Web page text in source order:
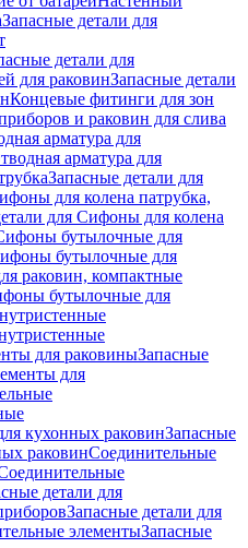
Запасные детали для
детали для
для раковинЗапасные детали
Концевые фитинги для зон
и раковин для слива
арматура для
арматура для
Запасные детали для
для колена патрубка,
для Сифоны для колена
бутылочные для
бутылочные для
раковин, компактные
бутылочные для
для раковиныЗапасные
для
кухонных раковинЗапасные
раковинСоединительные
детали для
Запасные детали для
элементыЗапасные